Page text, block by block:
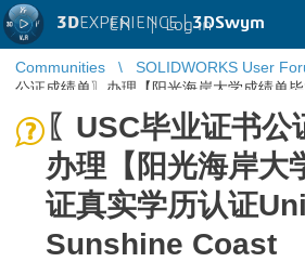
3DEXPERIENCE |3DSwym
EN | Log in
Communities SOLIDWORKS User
公证成绩单〗办理【阳光海岸大学成绩单
University of Sunshine Coast
〖USC毕业证书公
办理【阳光海岸大
证真实学历认证
Sunshine Coast